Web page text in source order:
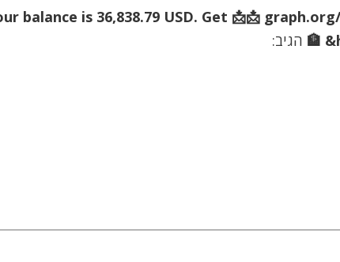
Your balance is 36,838.79 USD. Get 📩📩
הגיב: